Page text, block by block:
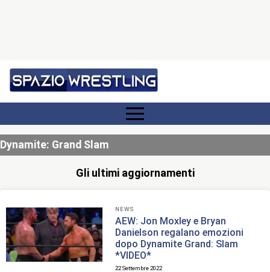
Dynamite: Grand Slam
Gli ultimi aggiornamenti
NEWS
AEW: Jon Moxley e Bryan
Danielson regalano emozioni
dopo Dynamite Grand: Slam
*VIDEO*
22 Settembre 2022